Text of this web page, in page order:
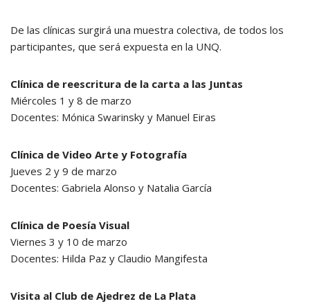
De las clínicas surgirá una muestra colectiva, de todos los
participantes, que será expuesta en la UNQ.
Clínica de reescritura de la carta a las Juntas
Miércoles 1 y 8 de marzo
Docentes: Mónica Swarinsky y Manuel Eiras
Clínica de Video Arte y Fotografía
Jueves 2 y 9 de marzo
Docentes: Gabriela Alonso y Natalia García
Clínica de Poesía Visual
Viernes 3 y 10 de marzo
Docentes: Hilda Paz y Claudio Mangifesta
Visita al Club de Ajedrez de La Plata